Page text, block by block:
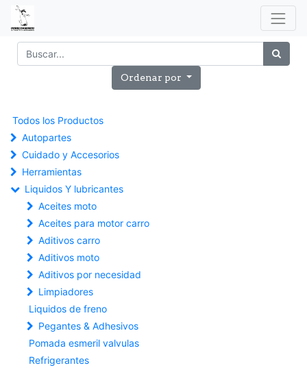
Ordenar por
Todos los Productos
Autopartes
Cuidado y Accesorios
Herramientas
Liquidos Y lubricantes
Aceites moto
Aceites para motor carro
Aditivos carro
Aditivos moto
Aditivos por necesidad
Limpiadores
Liquidos de freno
Pegantes & Adhesivos
Pomada esmeril valvulas
Refrigerantes